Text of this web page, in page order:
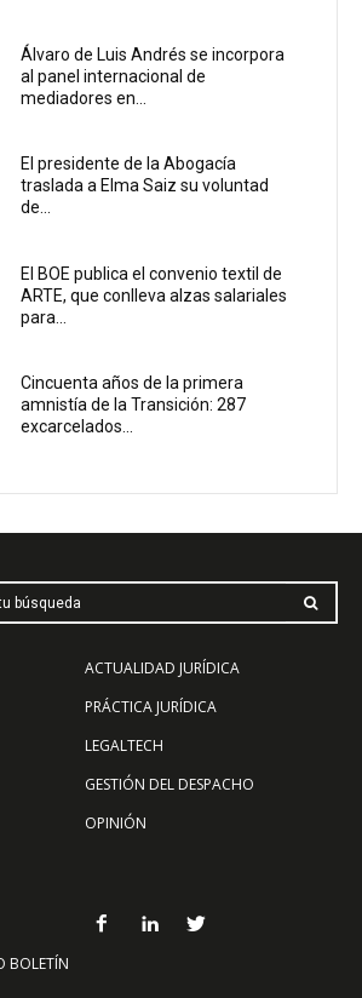
Álvaro de Luis Andrés se incorpora
al panel internacional de
mediadores en...
El presidente de la Abogacía
traslada a Elma Saiz su voluntad
de...
El BOE publica el convenio textil de
ARTE, que conlleva alzas salariales
para...
Cincuenta años de la primera
amnistía de la Transición: 287
excarcelados...
búsqueda
ACTUALIDAD JURÍDICA
PRÁCTICA JURÍDICA
LEGALTECH
GESTIÓN DEL DESPACHO
OPINIÓN
BOLETÍN